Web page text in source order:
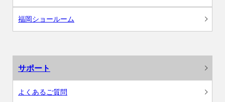
福岡ショールーム
サポート
よくあるご質問